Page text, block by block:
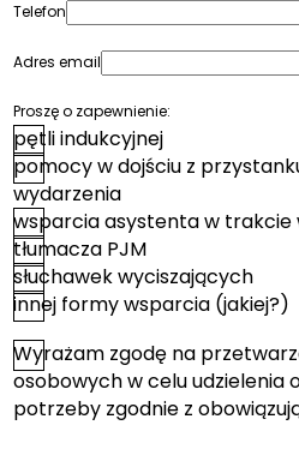
Telefon
Adres email
Proszę o zapewnienie:
pętli indukcyjnej
pomocy w dojściu z
wydarzenia
wsparcia asystenta w trakcie
tłumacza PJM
słuchawek wyciszających
innej formy wsparcia (jakiej?)
Zgoda*
Wyrażam zgodę na
osobowych w celu udzielenia
potrzeby zgodnie z